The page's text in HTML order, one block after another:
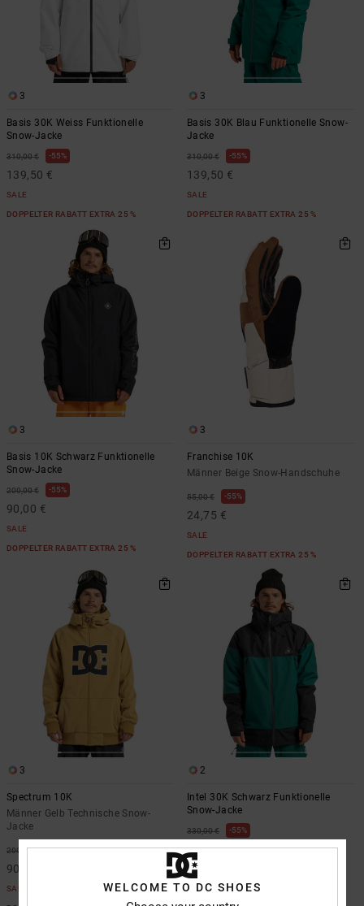
3
Basis 30K Weiss Funktionelle
Snow-Jacke
310,00 € 55%
139,50 €
SALE
DOPPELTER RABATT EXTRA 25 %
3
Basis 30K Blau Funktionelle Snow-
Jacke
310,00 € 55%
139,50 €
SALE
DOPPELTER RABATT EXTRA 25 %
3
Basis 10K Schwarz Funktionelle
Snow-Jacke
200,00 € 55%
90,00 €
SALE
DOPPELTER RABATT EXTRA 25 %
3
Franchise 10K
Männer Beige Snow-Handschuhe
55,00 € 55%
24,75 €
SALE
DOPPELTER RABATT EXTRA 25 %
3
Spectrum 10K
Männer Gelb Technische Snow-
Jacke
200,00 € 55%
90,00 €
SALE
2
Intel 30K Schwarz Funktionelle
Snow-Jacke
330,00 € 55%
148,50 €
SALE
DOPPELTER RABATT EXTRA 25 %
WELCOME TO DC SHOES